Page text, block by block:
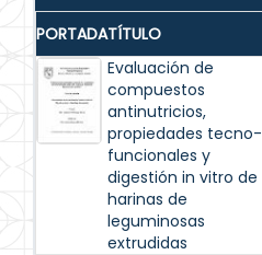
PORTADATÍTULO
Evaluación de
compuestos
antinutricios,
propiedades tecno-
funcionales y
digestión in vitro de
harinas de
leguminosas
extrudidas